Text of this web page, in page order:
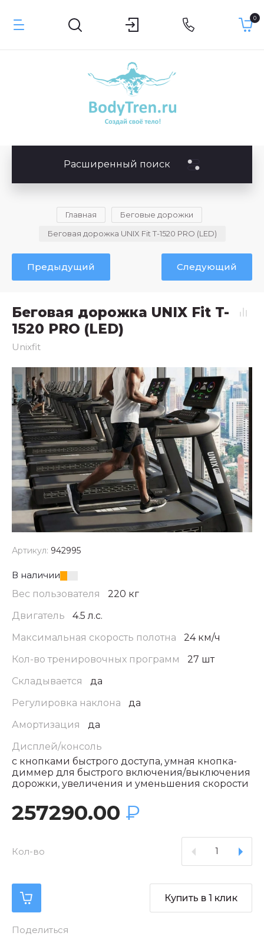
0
Расширенный поиск
Главная
Беговые дорожки
Беговая дорожка UNIX Fit T-1520 PRO (LED)
Предыдущий Следующий
Беговая дорожка UNIX Fit T-
1520 PRO (LED)
Unixfit
Артикул: 942995
В наличии
Вес пользователя
220 кг
Двигатель
4.5 л.с.
Максимальная скорость полотна
24 км/ч
Кол-во тренировочных программ
27 шт
Складывается
да
Регулировка наклона
да
Амортизация
да
Дисплей/консоль
с кнопками быстрого доступа, умная кнопка-
диммер для быстрого включения/выключения
дорожки, увеличения и уменьшения скорости
257290.00 ₽
Кол-во
Купить в 1 клик
Поделиться